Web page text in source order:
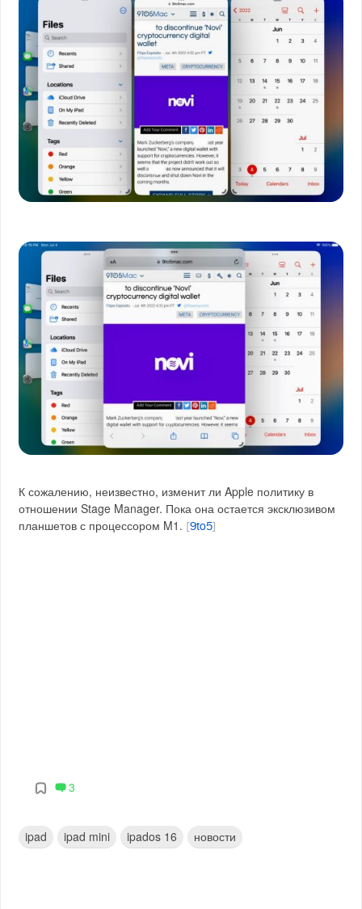
К сожалению, неизвестно, изменит ли Apple политику в
отношении Stage Manager. Пока она остается эксклюзивом
планшетов с процессором M1. [9to5]
3
ipad ipad mini ipados 16 новости